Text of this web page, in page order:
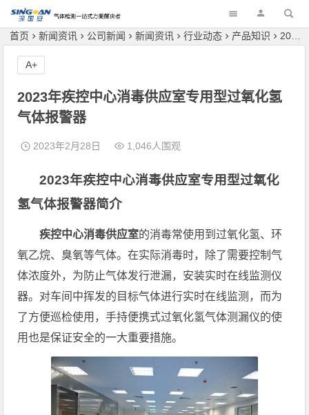
深国安
首页 新闻资讯 公司新闻 新闻资讯 行业动态 产品知识 2023年疾控中心消毒供应室专用型过氧化氢气体报警器
2023年疾控中心消毒供应室专用型过氧化氢
气体报警器
2023年2月28日 1,046人围观
2023年疾控中心消毒供应室专用型过氧化
氢气体报警器简介
疾控中心消毒供应室的消毒常使用到过氧化氢、环
氧乙烷、臭氧等气体。在实际消毒时，除了需要控制气
体浓度外，为防止气体发行泄漏，安装实时在线监测仪
器。对车间中挥发的目标气体进行实时在线监测，而为
了方便巡检使用，手持便携式过氧化氢气体测漏仪的使
用也是保证安全的一大重要措施。
A+